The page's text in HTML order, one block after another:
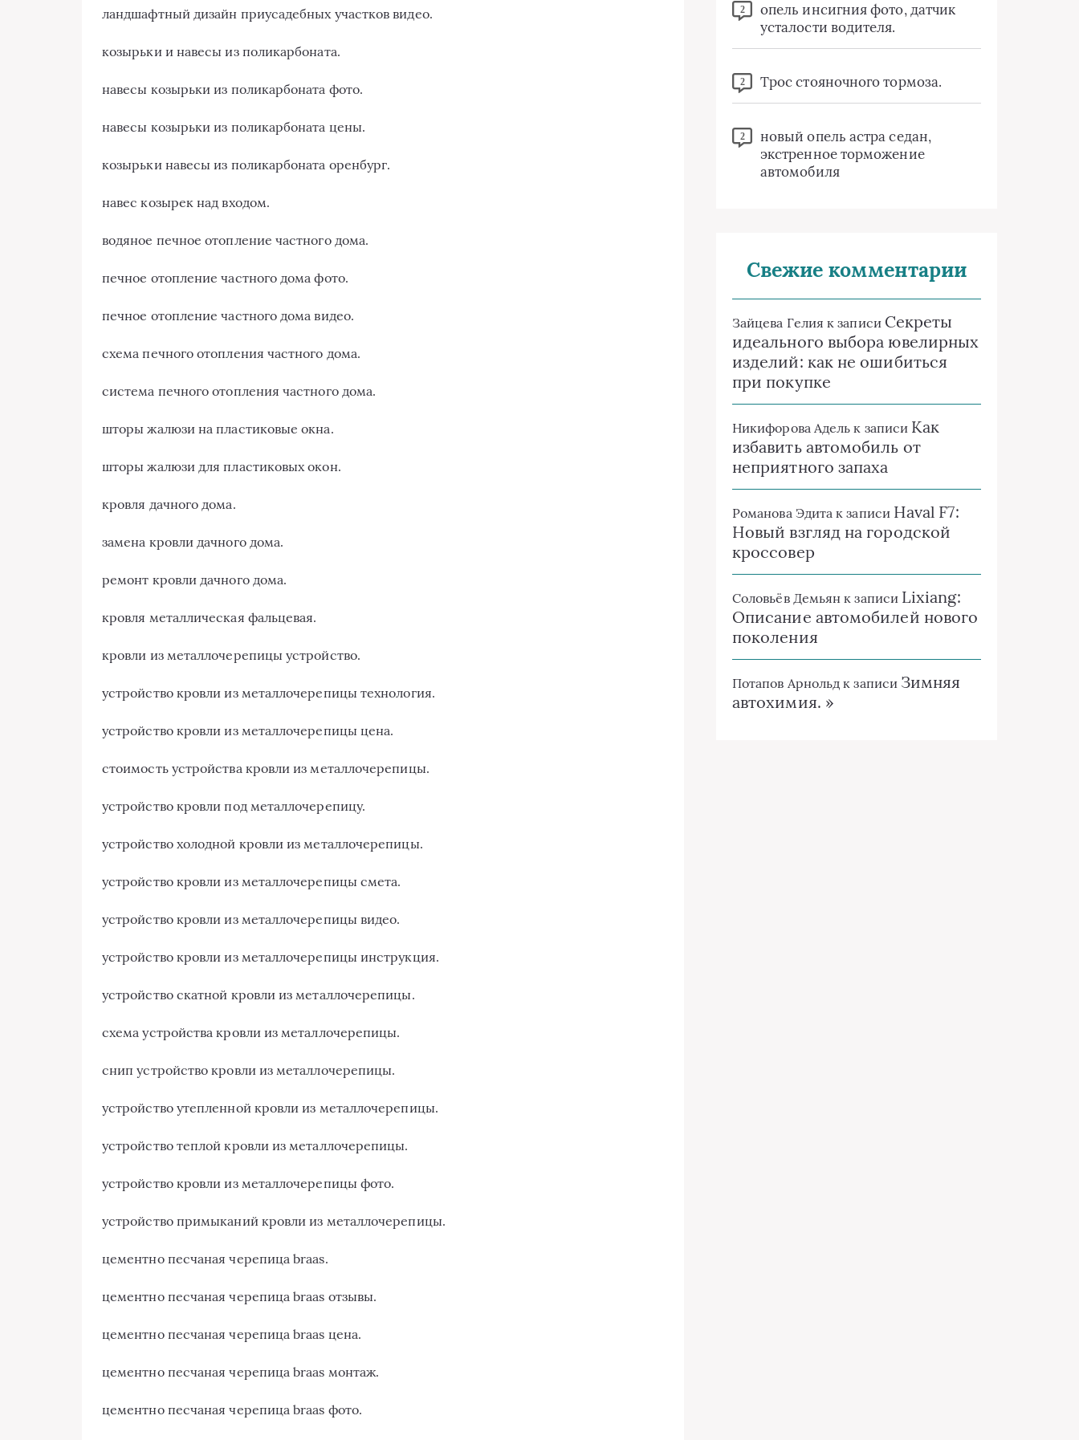
ландшафтный дизайн приусадебных участков видео.
козырьки и навесы из поликарбоната.
навесы козырьки из поликарбоната фото.
навесы козырьки из поликарбоната цены.
козырьки навесы из поликарбоната оренбург.
навес козырек над входом.
водяное печное отопление частного дома.
печное отопление частного дома фото.
печное отопление частного дома видео.
схема печного отопления частного дома.
система печного отопления частного дома.
шторы жалюзи на пластиковые окна.
шторы жалюзи для пластиковых окон.
кровля дачного дома.
замена кровли дачного дома.
ремонт кровли дачного дома.
кровля металлическая фальцевая.
кровли из металлочерепицы устройство.
устройство кровли из металлочерепицы технология.
устройство кровли из металлочерепицы цена.
стоимость устройства кровли из металлочерепицы.
устройство кровли под металлочерепицу.
устройство холодной кровли из металлочерепицы.
устройство кровли из металлочерепицы смета.
устройство кровли из металлочерепицы видео.
устройство кровли из металлочерепицы инструкция.
устройство скатной кровли из металлочерепицы.
схема устройства кровли из металлочерепицы.
снип устройство кровли из металлочерепицы.
устройство утепленной кровли из металлочерепицы.
устройство теплой кровли из металлочерепицы.
устройство кровли из металлочерепицы фото.
устройство примыканий кровли из металлочерепицы.
цементно песчаная черепица braas.
цементно песчаная черепица braas отзывы.
цементно песчаная черепица braas цена.
цементно песчаная черепица braas монтаж.
цементно песчаная черепица braas фото.
2
опель инсигния фото, датчик
усталости водителя.
2 Трос стояночного тормоза.
2
новый опель астра седан,
экстренное торможение
автомобиля
Свежие комментарии
Зайцева Гелия к записи Секреты
идеального выбора ювелирных
изделий: как не ошибиться
при покупке
Никифорова Адель к записи Как
избавить автомобиль от
неприятного запаха
Романова Эдита к записи Haval F7:
Новый взгляд на городской
кроссовер
Соловьёв Демьян к записи Lixiang:
Описание автомобилей нового
поколения
Потапов Арнольд к записи Зимняя
автохимия. »